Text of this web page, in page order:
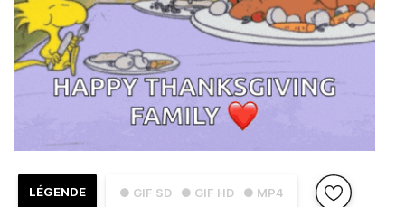
● GIF SD ● GIF HD ● MP4
LÉGENDE